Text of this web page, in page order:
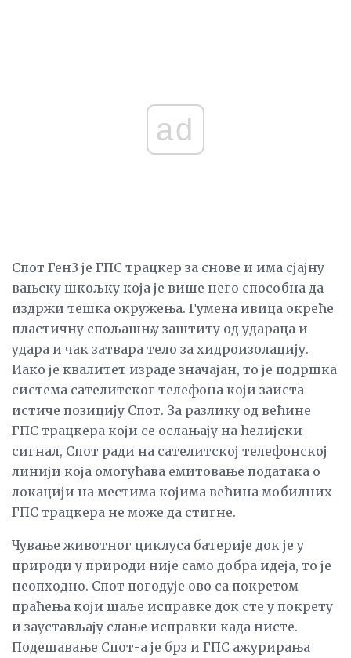
ad
Спот Ген3 је ГПС трацкер за снове и има сјајну
вањску шкољку која је више него способна да
издржи тешка окружења. Гумена ивица окреће
пластичну спољашњу заштиту од удараца и
удара и чак затвара тело за хидроизолацију.
Иако је квалитет израде значајан, то је подршка
система сателитског телефона који заиста
истиче позицију Спот. За разлику од већине
ГПС трацкера који се ослањају на ћелијски
сигнал, Спот ради на сателитској телефонској
линији која омогућава емитовање података о
локацији на местима којима већина мобилних
ГПС трацкера не може да стигне.
Чување животног циклуса батерије док је у
природи у природи није само добра идеја, то је
неопходно. Спот погодује ово са покретом
праћења који шаље исправке док сте у покрету
и заустављају слање исправки када нисте.
Подешавање Спот-а је брз и ГПС ажурирања